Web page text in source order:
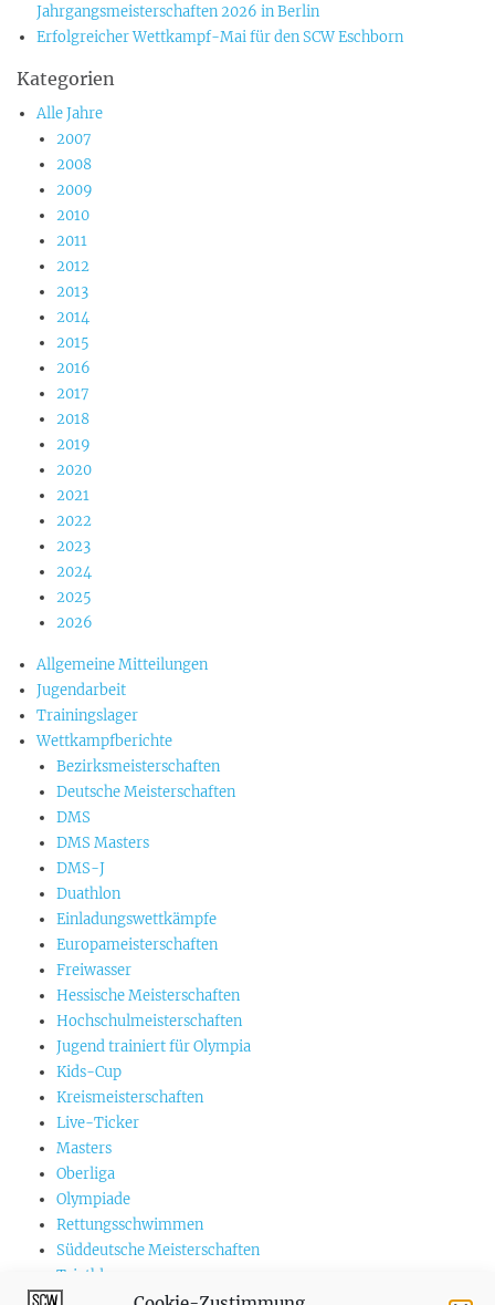
Jahrgangsmeisterschaften 2026 in Berlin
Erfolgreicher Wettkampf-Mai für den SCW Eschborn
Kategorien
Alle Jahre
2007
2008
2009
2010
2011
2012
2013
2014
2015
2016
2017
2018
2019
2020
2021
2022
2023
2024
2025
2026
Allgemeine Mitteilungen
Jugendarbeit
Trainingslager
Wettkampfberichte
Bezirksmeisterschaften
Deutsche Meisterschaften
DMS
DMS Masters
DMS-J
Duathlon
Einladungswettkämpfe
Europameisterschaften
Freiwasser
Hessische Meisterschaften
Hochschulmeisterschaften
Jugend trainiert für Olympia
Kids-Cup
Kreismeisterschaften
Live-Ticker
Masters
Oberliga
Olympiade
Rettungsschwimmen
Süddeutsche Meisterschaften
Triathlon
US-Championships